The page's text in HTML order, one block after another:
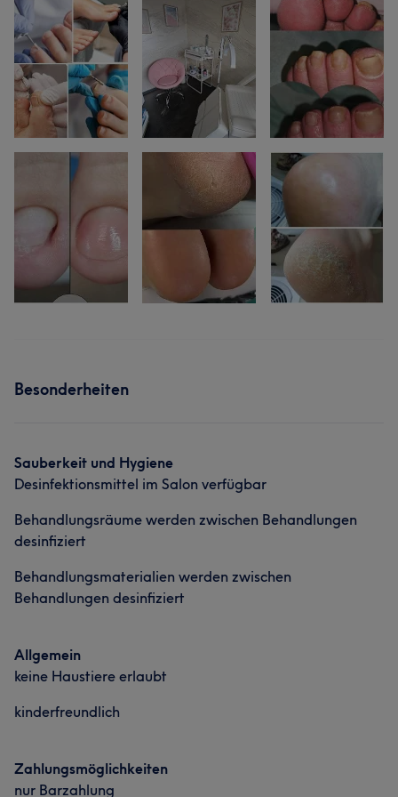
Besonderheiten
Sauberkeit und Hygiene
Desinfektionsmittel im Salon verfügbar
Behandlungsräume werden zwischen Behandlungen
desinfiziert
Behandlungsmaterialien werden zwischen
Behandlungen desinfiziert
Allgemein
keine Haustiere erlaubt
kinderfreundlich
Zahlungsmöglichkeiten
nur Barzahlung